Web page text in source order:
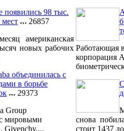
98 тыс.
26857
американская
новых рабочих
объединилась с
в борьбе
29373
Group
мировыми
Givenchy,...
Работающая
корпорация
снова
стоит 1437